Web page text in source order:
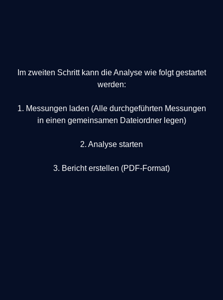
Im zweiten Schritt kann die Analyse wie folgt gestartet
werden:
1. Messungen laden (Alle durchgeführten Messungen
in einen gemeinsamen Dateiordner legen)
2. Analyse starten
3. Bericht erstellen (PDF-Format)